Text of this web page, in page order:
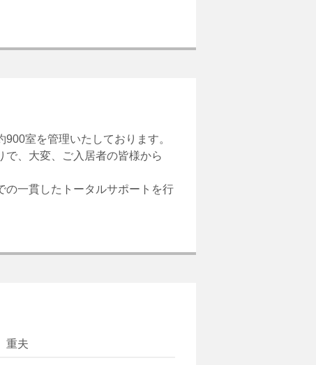
室を管理いたしております。
、大変、ご入居者の皆様から
の一貫したトータルサポートを行
夫